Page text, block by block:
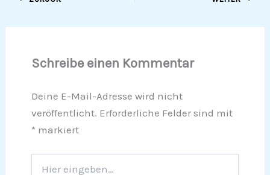
Schreibe einen Kommentar
Deine E-Mail-Adresse wird nicht
veröffentlicht. Erforderliche Felder sind mit
* markiert
eingeben…